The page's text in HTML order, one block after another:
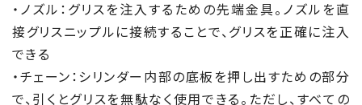
・ノズル：グリスを注入するための先端金具。ノズルを直
接グリスニップルに接続することで、グリスを正確に注入
できる
・チェーン：シリンダー内部の底板を押し出すための部分
で、引くとグリスを無駄なく使用できる。ただし、すべての